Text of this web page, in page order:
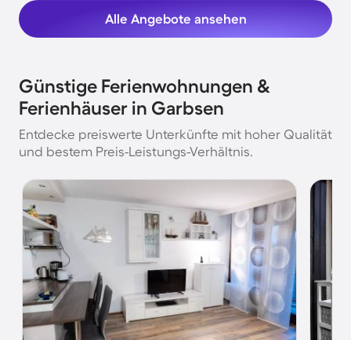
Alle Angebote ansehen
Günstige Ferienwohnungen &
Ferienhäuser in Garbsen
Entdecke preiswerte Unterkünfte mit hoher Qualität
und bestem Preis-Leistungs-Verhältnis.